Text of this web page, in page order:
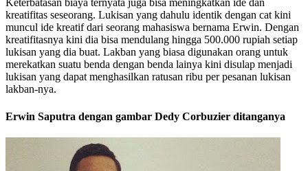
Keterbatasan biaya ternyata juga bisa meningkatkan ide dan
kreatifitas seseorang. Lukisan yang dahulu identik dengan cat kini
muncul ide kreatif dari seorang mahasiswa bernama Erwin. Dengan
kreatifitasnya kini dia bisa mendulang hingga 500.000 rupiah setiap
lukisan yang dia buat. Lakban yang biasa digunakan orang untuk
merekatkan suatu benda dengan benda lainya kini disulap menjadi
lukisan yang dapat menghasilkan ratusan ribu per pesanan lukisan
lakban-nya.
Erwin Saputra dengan gambar Dedy Corbuzier ditanganya